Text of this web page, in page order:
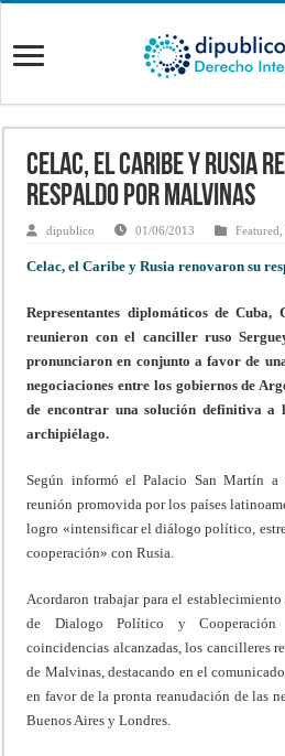
Celac, el Caribe y Rusia
respaldo por Malvinas
dipublico 01/06/2013 Featured
Celac, el Caribe y Rusia renovaron su
Representantes diplomáticos de
reunieron con el canciller ruso
pronunciaron en conjunto a favor de
negociaciones entre los gobiernos de
de encontrar una solución definitiva a
archipiélago.
Según informó el Palacio San Martín a
reunión promovida por los países
logro «intensificar el diálogo político,
cooperación» con Rusia.
Acordaron trabajar para el
de Dialogo Político y
coincidencias alcanzadas, los cancilleres
de Malvinas, destacando en el
en favor de la pronta reanudación de las
Buenos Aires y Londres.